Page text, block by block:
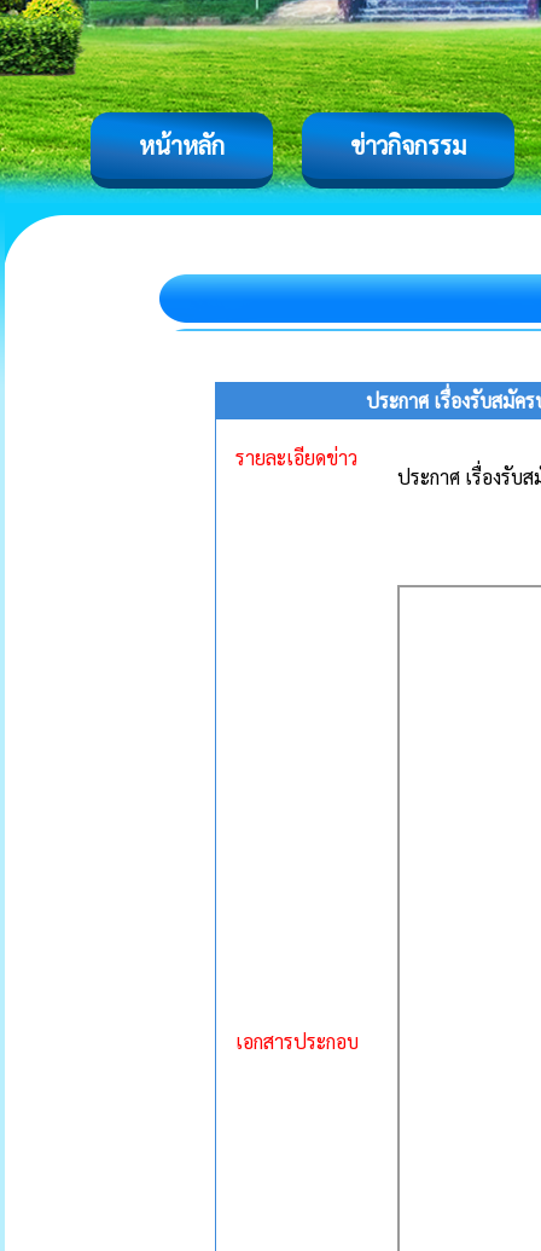
หน้าหลัก ข่าวกิจกรรม
ประกาศ เรื่องรับสมัค
รายละเอียดข่าว
ประกาศ เรื่องรับ
เอกสารประกอบ